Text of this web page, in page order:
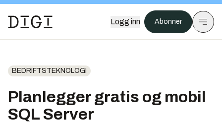
Logg inn Abonner
BEDRIFTSTEKNOLOGI
Planlegger gratis og mobil
SQL Server